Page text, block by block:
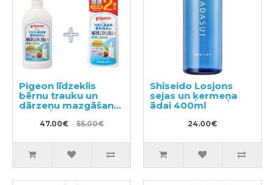
Pigeon līdzeklis
bērnu trauku un
dārzeņu mazgāšanai
ar dozatoru 800ml +
pildviela 1.4l
47.00€ 55.00€
Shiseido Losjons
sejas un ķermeņa
ādai 400ml
24.00€